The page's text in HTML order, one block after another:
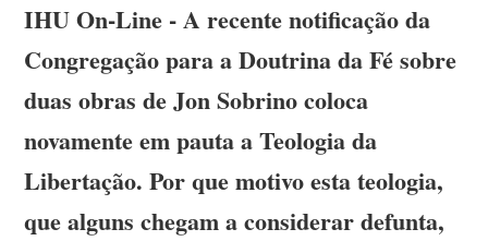
IHU On-Line - A recente notificação da
Congregação para a Doutrina da Fé sobre
duas obras de Jon Sobrino coloca
novamente em pauta a Teologia da
Libertação. Por que motivo esta teologia,
que alguns chegam a considerar defunta,